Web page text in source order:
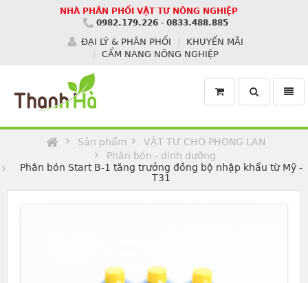
NHÀ PHÂN PHỐI VẬT TƯ NÔNG NGHIỆP
0982.179.226 - 0833.488.885
ĐẠI LÝ & PHÂN PHỐI
KHUYẾN MÃI
CẨM NANG NÔNG NGHIỆP
Toggle
search
Sản phẩm
VẬT TƯ CHO PHONG LAN
Phân bón - dinh dưỡng
Phân bón Start B-1 tăng trưởng đồng bộ nhập khẩu từ Mỹ -
T31